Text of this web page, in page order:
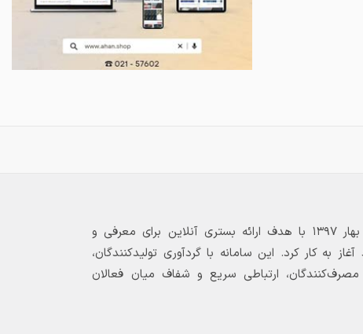
بازارگاه الکترونیکی فولاد ۲۴ از بهار ۱۳۹۷ با هدف ارائه بستری آنلاین برای معرفی و
به کار کرد. این سامانه با گردآوری تولیدکنندگان،
مصرف‌کنندگان، ارتباطی سریع و شفاف میان فعالان